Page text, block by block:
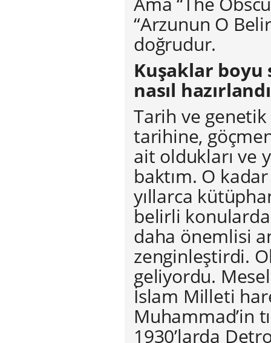
“Arzunun O
doğrudur.
Kuşaklar boyu
nasıl
Tarih ve
tarihine,
ait oldukları ve
baktım. O
yıllarca
belirli
daha önemlisi
zenginleştirdi.
geliyordu.
İslam Milleti
Muhammad’in
1930’larda